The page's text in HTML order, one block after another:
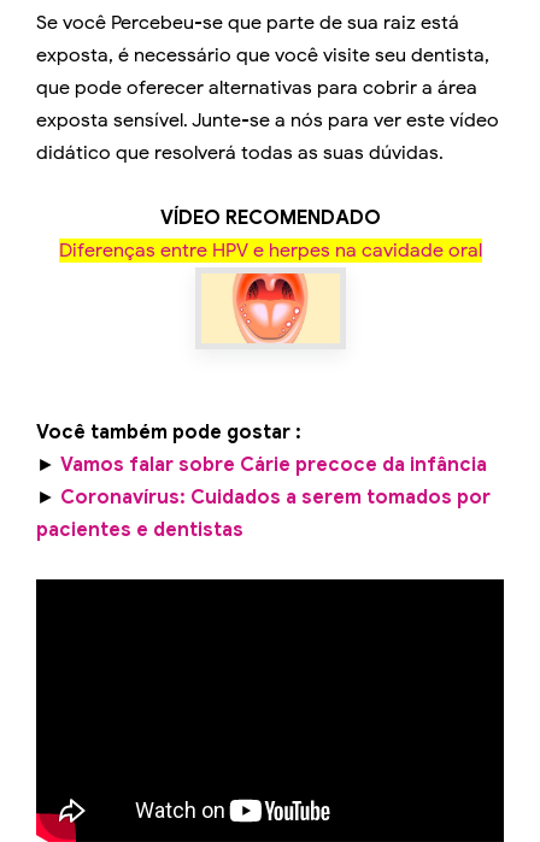
Se você Percebeu-se que parte de sua raiz está
exposta, é necessário que você visite seu dentista,
que pode oferecer alternativas para cobrir a área
exposta sensível. Junte-se a nós para ver este vídeo
didático que resolverá todas as suas dúvidas.
VÍDEO RECOMENDADO
Diferenças entre HPV e herpes na cavidade oral
Você também pode gostar :
► Vamos falar sobre Cárie precoce da infância
► Coronavírus: Cuidados a serem tomados por
pacientes e dentistas